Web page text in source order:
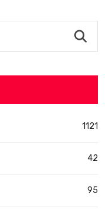
1121
42
95